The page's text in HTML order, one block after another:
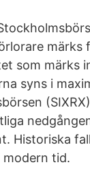
märks
som märks
syns i
Historiska
modern tid.